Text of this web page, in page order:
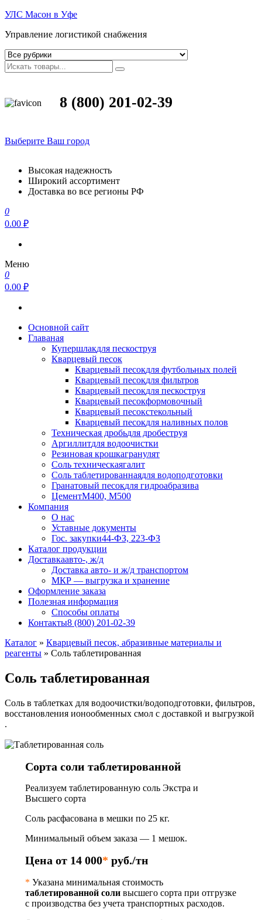
УЛС Масон в Уфе
Управление логистикой снабжения
8 (800) 201-02-39
Выберите Ваш город
Высокая надежность
Широкий ассортимент
Доставка во все регионы РФ
0
0.00 ₽
Меню
0
0.00 ₽
Основной сайт
Главаная
Купершлакдля пескоструя
Кварцевый песок
Кварцевый песокдля футбольных полей
Кварцевый песокдля фильтров
Кварцевый песокдля пескоструя
Кварцевый песокформовочный
Кварцевый песокстекольный
Кварцевый песокдля наливных полов
Техническая дробьдля дробеструя
Аргиллитдля водоочистки
Резиновая крошкагранулят
Соль техническаягалит
Соль таблетированнаядля водоподготовки
Гранатовый песокдля гидроабразива
ЦементМ400, М500
Компания
О нас
Уставные документы
Гос. закупки44-ФЗ, 223-ФЗ
Каталог продукции
Доставкаавто-, ж/д
Доставка авто- и ж/д транспортом
МКР — выгрузка и хранение
Оформление заказа
Полезная информация
Способы оплаты
Контакты8 (800) 201-02-39
Каталог » Кварцевый песок, абразивные материалы и
реагенты » Соль таблетированная
Соль таблетированная
Соль в таблетках для водоочистки/водоподготовки, фильтров,
восстановления ионообменных смол с доставкой и выгрузкой
.
Сорта соли таблетированной
Реализуем таблетированную соль Экстра и
Высшего сорта
Соль расфасована в мешки по 25 кг.
Минимальный объем заказа — 1 мешок.
Цена от 14 000* руб./тн
* Указана минимальная стоимость
таблетированной соли высшего сорта при отгрузке
с производства без учета транспортных расходов.